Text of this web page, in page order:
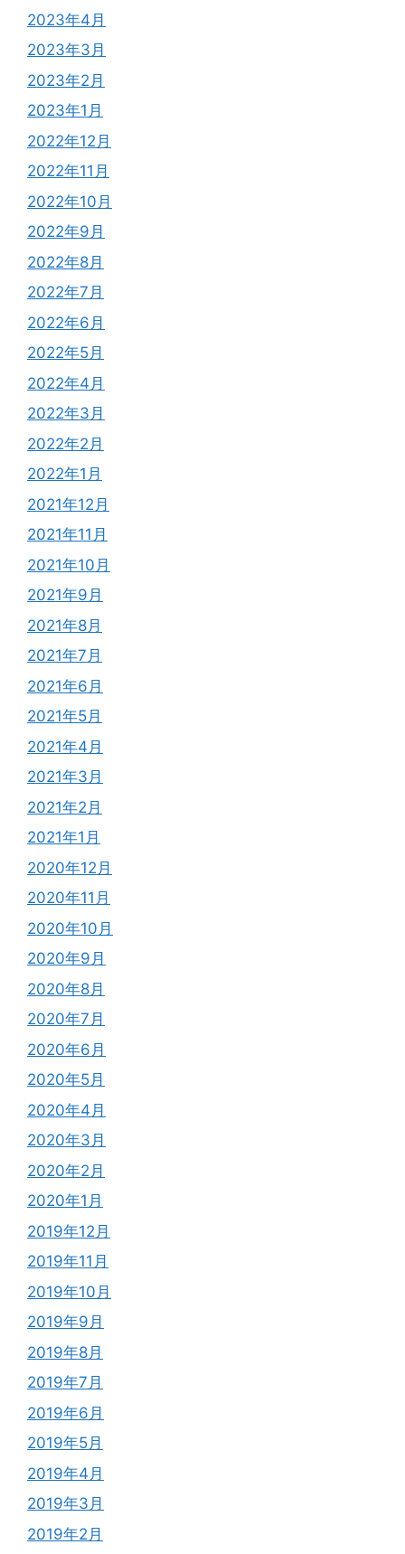
2023年4月
2023年3月
2023年2月
2023年1月
2022年12月
2022年11月
2022年10月
2022年9月
2022年8月
2022年7月
2022年6月
2022年5月
2022年4月
2022年3月
2022年2月
2022年1月
2021年12月
2021年11月
2021年10月
2021年9月
2021年8月
2021年7月
2021年6月
2021年5月
2021年4月
2021年3月
2021年2月
2021年1月
2020年12月
2020年11月
2020年10月
2020年9月
2020年8月
2020年7月
2020年6月
2020年5月
2020年4月
2020年3月
2020年2月
2020年1月
2019年12月
2019年11月
2019年10月
2019年9月
2019年8月
2019年7月
2019年6月
2019年5月
2019年4月
2019年3月
2019年2月